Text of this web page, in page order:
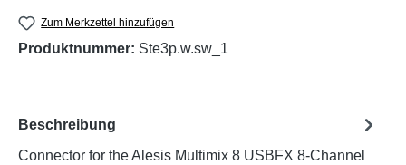
Zum Merkzettel hinzufügen
Produktnummer: Ste3p.w.sw_1
Beschreibung
Connector for the Alesis Multimix 8 USBFX 8-Channel